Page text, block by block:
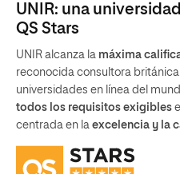
UNIR: una
QS Stars
UNIR alcanza la máxima
reconocida consultora
universidades en línea del
todos los requisitos exigibles
centrada en la excelencia y la